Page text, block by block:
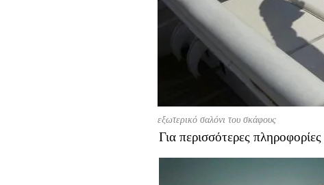
εξωτερικό σαλόνι του σκάφους
Για περισσότερες